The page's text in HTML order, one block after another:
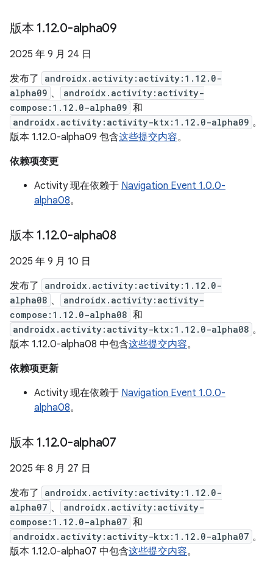
版本 1.12.0-alpha09
2025 年 9 月 24 日
发布了
androidx.activity:activity:1.12.0-
alpha09 、
androidx.activity:activity-
compose:1.12.0-alpha09 和
androidx.activity:activity-ktx:1.12.0-alpha09 。
版本 1.12.0-alpha09 包含这些提交内容。
依赖项变更
Activity 现在依赖于 Navigation Event 1.0.0-
alpha08。
版本 1.12.0-alpha08
2025 年 9 月 10 日
发布了
androidx.activity:activity:1.12.0-
alpha08 、
androidx.activity:activity-
compose:1.12.0-alpha08 和
androidx.activity:activity-ktx:1.12.0-alpha08 。
版本 1.12.0-alpha08 中包含这些提交内容。
依赖项更新
Activity 现在依赖于 Navigation Event 1.0.0-
alpha08。
版本 1.12.0-alpha07
2025 年 8 月 27 日
发布了
androidx.activity:activity:1.12.0-
alpha07 、
androidx.activity:activity-
compose:1.12.0-alpha07 和
androidx.activity:activity-ktx:1.12.0-alpha07 。
版本 1.12.0-alpha07 中包含这些提交内容。